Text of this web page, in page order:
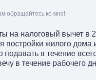
обращайтесь ко мне!
на налоговый вычет в
постройки жилого
в течение
в течение рабочего